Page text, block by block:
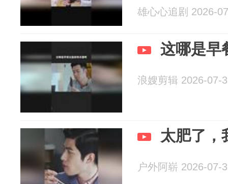
雄心心追剧 2026-
这哪是早
浪嫂剪辑 2026-07-
太肥了，
户外阿崭 2026-07-